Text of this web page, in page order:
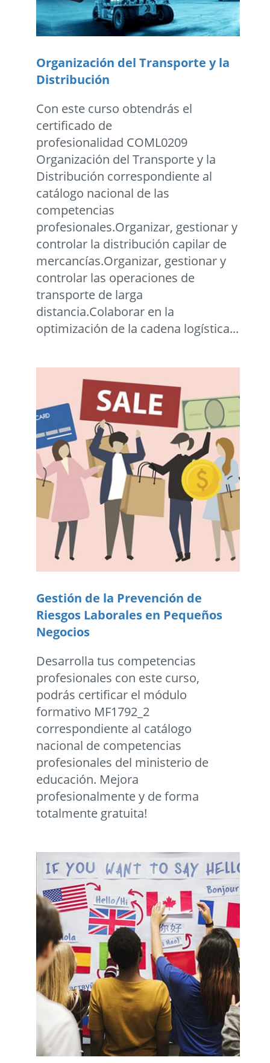
Organización del Transporte y la
Distribución
Con este curso obtendrás el
certificado de
profesionalidad COML0209
Organización del Transporte y la
Distribución correspondiente al
catálogo nacional de las
competencias
profesionales.Organizar, gestionar y
controlar la distribución capilar de
mercancías.Organizar, gestionar y
controlar las operaciones de
transporte de larga
distancia.Colaborar en la
optimización de la cadena logística...
Gestión de la Prevención de
Riesgos Laborales en Pequeños
Negocios
Desarrolla tus competencias
profesionales con este curso,
podrás certificar el módulo
formativo MF1792_2
correspondiente al catálogo
nacional de competencias
profesionales del ministerio de
educación. Mejora
profesionalmente y de forma
totalmente gratuita!